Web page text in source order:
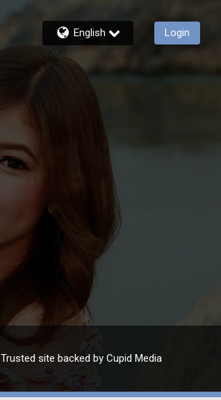
English Login
Trusted site backed by Cupid Media